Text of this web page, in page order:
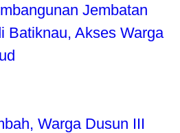
Jembatan
Batiknau, Akses Warga
Warga Dusun III